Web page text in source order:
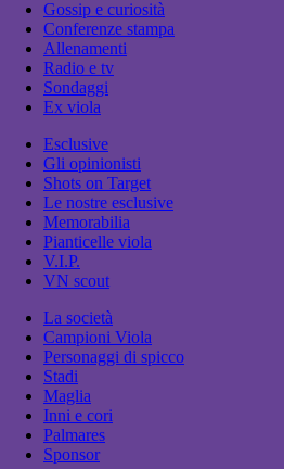
Gossip e curiosità
Conferenze stampa
Allenamenti
Radio e tv
Sondaggi
Ex viola
Esclusive
Gli opinionisti
Shots on Target
Le nostre esclusive
Memorabilia
Pianticelle viola
V.I.P.
VN scout
La società
Campioni Viola
Personaggi di spicco
Stadi
Maglia
Inni e cori
Palmares
Sponsor